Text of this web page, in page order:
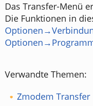
Das Transfer-Menü
Die Funktionen in
Verwandte Themen:
Zmodem Transfer